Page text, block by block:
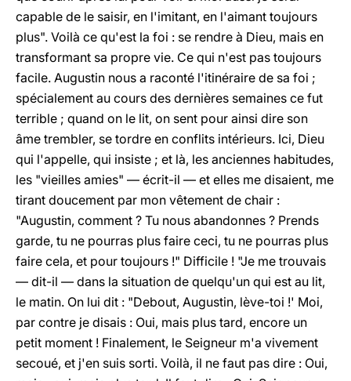
capable de le saisir, en l'imitant, en l'aimant toujours
plus". Voilà ce qu'est la foi : se rendre à Dieu, mais en
transformant sa propre vie. Ce qui n'est pas toujours
facile. Augustin nous a raconté l'itinéraire de sa foi ;
spécialement au cours des dernières semaines ce fut
terrible ; quand on le lit, on sent pour ainsi dire son
âme trembler, se tordre en conflits intérieurs. Ici, Dieu
qui l'appelle, qui insiste ; et là, les anciennes habitudes,
les "vieilles amies" — écrit-il — et elles me disaient, me
tirant doucement par mon vêtement de chair :
"Augustin, comment ? Tu nous abandonnes ? Prends
garde, tu ne pourras plus faire ceci, tu ne pourras plus
faire cela, et pour toujours !" Difficile ! "Je me trouvais
— dit-il — dans la situation de quelqu'un qui est au lit,
le matin. On lui dit : "Debout, Augustin, lève-toi !' Moi,
par contre je disais : Oui, mais plus tard, encore un
petit moment ! Finalement, le Seigneur m'a vivement
secoué, et j'en suis sorti. Voilà, il ne faut pas dire : Oui,